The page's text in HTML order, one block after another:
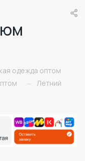
одежда оптом
—
Летний